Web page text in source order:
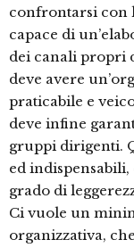
confrontarsi con
capace di
dei canali propri
deve avere
praticabile e
deve infine
gruppi dirigenti.
ed
grado di
Ci vuole un
organizzativa,